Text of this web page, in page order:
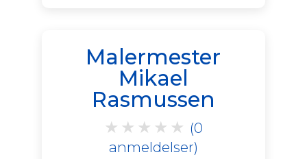
Malermester
Mikael
Rasmussen
★ ★ ★ ★ ★ (0
anmeldelser)